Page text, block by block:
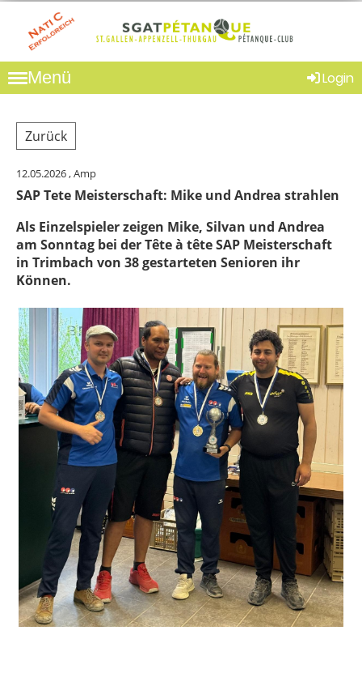
Menü Login
Zurück
12.05.2026, Amp
SAP Tete Meisterschaft: Mike und Andrea strahlen
Als Einzelspieler zeigen Mike, Silvan und Andrea
am Sonntag bei der Tête à tête SAP Meisterschaft
in Trimbach von 38 gestarteten Senioren ihr
Können.